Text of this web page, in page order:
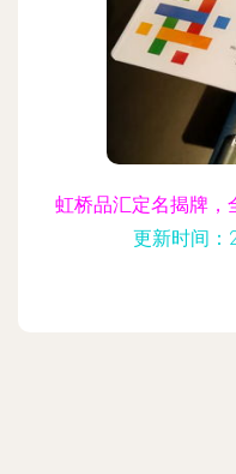
虹桥品汇定名揭牌，
更新时间：